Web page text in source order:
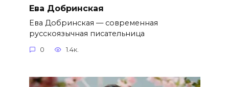
Ева Добринская
Ева Добринская — современная
русскоязычная писательница
0 1.4к.